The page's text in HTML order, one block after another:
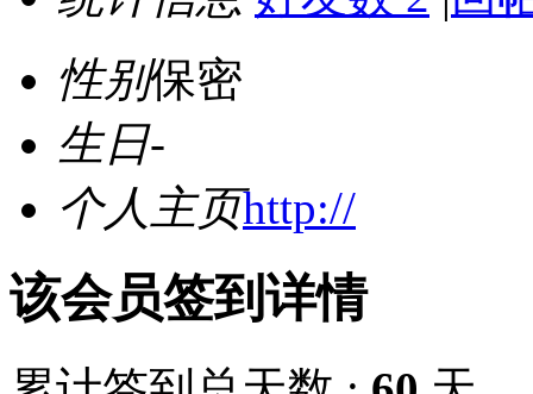
性别保密
生日-
个人主页http://
该会员签到详情